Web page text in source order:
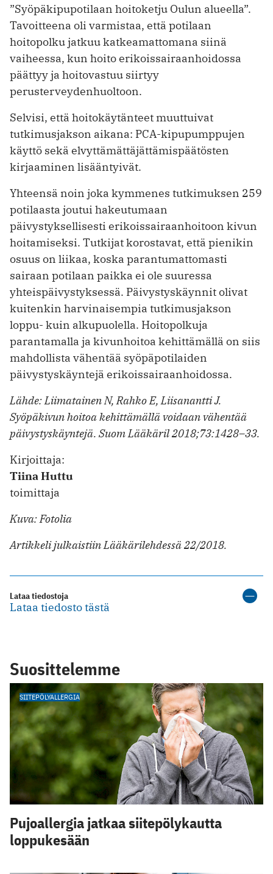
”Syöpäkipupotilaan hoitoketju Oulun alueella”.
Tavoitteena oli varmistaa, että potilaan
hoitopolku jatkuu katkeamattomana siinä
vaiheessa, kun hoito erikoissairaanhoidossa
päättyy ja hoitovastuu siirtyy
perusterveydenhuoltoon.
Selvisi, että hoitokäytänteet muuttuivat
tutkimusjakson aikana: PCA-kipupumppujen
käyttö sekä elvyttämättäjättämispäätösten
kirjaaminen lisääntyivät.
Yhteensä noin joka kymmenes tutkimuksen 259
potilaasta joutui hakeutumaan
päivystyksellisesti erikoissairaanhoitoon kivun
hoitamiseksi. Tutkijat korostavat, että pienikin
osuus on liikaa, koska parantumattomasti
sairaan potilaan paikka ei ole suuressa
yhteispäivystyksessä. Päivystyskäynnit olivat
kuitenkin harvinaisempia tutkimusjakson
loppu- kuin alkupuolella. Hoitopolkuja
parantamalla ja kivunhoitoa kehittämällä on siis
mahdollista vähentää syöpäpotilaiden
päivystyskäyntejä erikoissairaanhoidossa.
Lähde: Liimatainen N, Rahko E, Liisanantti J.
Syöpäkivun hoitoa kehittämällä voidaan vähentää
päivystyskäyntejä. Suom Lääkäril 2018;73:1428–33.
Kirjoittaja:
Tiina Huttu
toimittaja
Kuva: Fotolia
Artikkeli julkaistiin Lääkärilehdessä 22/2018.
Lataa tiedostoja
Lataa tiedosto tästä
Suosittelemme
SIITEPÖLYALLERGIA
Pujoallergia jatkaa siitepölykautta
loppukesään